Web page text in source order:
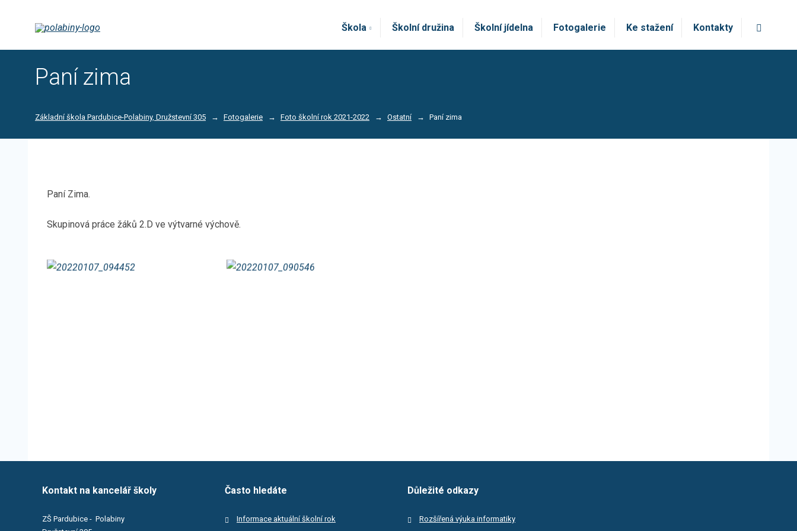
Škola Školní družina Školní jídelna Fotogalerie Ke stažení Kontakty
Paní zima
Základní škola Pardubice-Polabiny, Družstevní 305 Fotogalerie Foto školní rok 2021-2022 Ostatní Paní zima
Paní Zima.
Skupinová práce žáků 2.D ve výtvarné výchově.
Kontakt na kancelář školy
ZŠ Pardubice - Polabiny
Často hledáte
Informace aktuální školní rok
Důležité odkazy
Rozšířená výuka informatiky